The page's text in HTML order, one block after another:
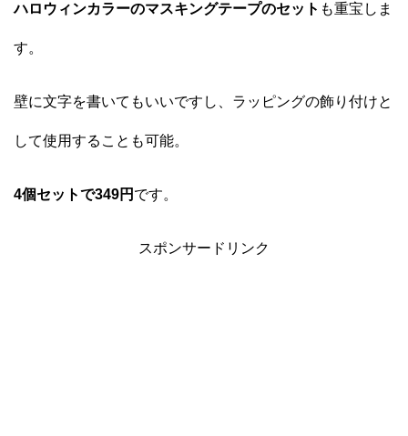
ハロウィンカラーのマスキングテープのセット も重宝しま
す。
壁に文字を書いてもいいですし、ラッピングの飾り付けと
して使用することも可能。
4個セットで349円 です。
スポンサードリンク